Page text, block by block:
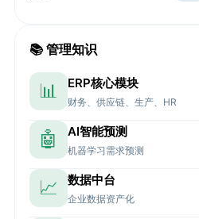
📚 管理知识
📊 ERP核心模块
财务、供应链、生产、HR
🤖 AI智能预测
机器学习需求预测
📈 数据中台
企业数据资产化